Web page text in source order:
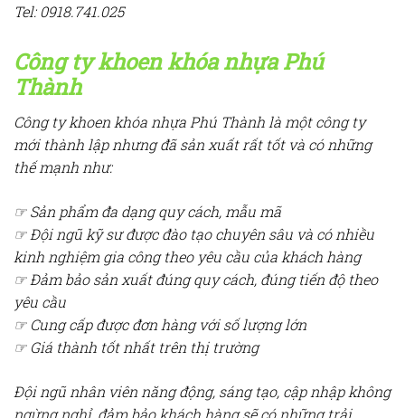
Tel: 0918.741.025
Công ty khoen khóa nhựa Phú
Thành
Công ty khoen khóa nhựa Phú Thành là một công ty
mới thành lập nhưng đã sản xuất rất tốt và có những
thế mạnh như:
☞ Sản phẩm đa dạng quy cách, mẫu mã
☞ Đội ngũ kỹ sư được đào tạo chuyên sâu và có nhiều
kinh nghiệm gia công theo yêu cầu của khách hàng
☞ Đảm bảo sản xuất đúng quy cách, đúng tiến độ theo
yêu cầu
☞ Cung cấp được đơn hàng với số lượng lớn
☞ Giá thành tốt nhất trên thị trường
Đội ngũ nhân viên năng động, sáng tạo, cập nhập không
ngừng nghỉ, đảm bảo khách hàng sẽ có những trải